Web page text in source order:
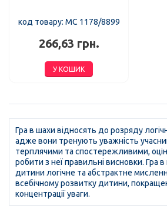
код товару: MC 1178/8899
266,63 грн.
У КОШИК
Гра в шахи відносять до розряду
адже вони тренують уважність
терплячими та спостережливими,
робити з неї правильні висновки. Гра
дитини логічне та абстрактне
всебічному розвитку дитини,
концентрації уваги.